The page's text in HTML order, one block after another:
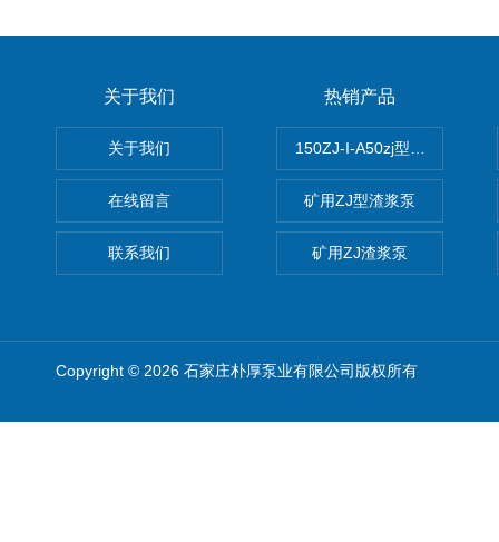
关于我们
关于我们
在线留言
联系我们
热销产品
150ZJ-I-A50zj型渣浆泵
矿用ZJ型渣浆泵
矿用ZJ渣浆泵
Copyright © 2026 石家庄朴厚泵业有限公司版权所有